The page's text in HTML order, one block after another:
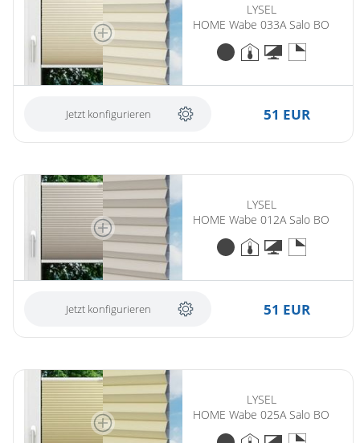
LYSEL
HOME Wabe 033A Salo BO
Jetzt konfigurieren 51 EUR
LYSEL
HOME Wabe 012A Salo BO
Jetzt konfigurieren 51 EUR
LYSEL
HOME Wabe 025A Salo BO